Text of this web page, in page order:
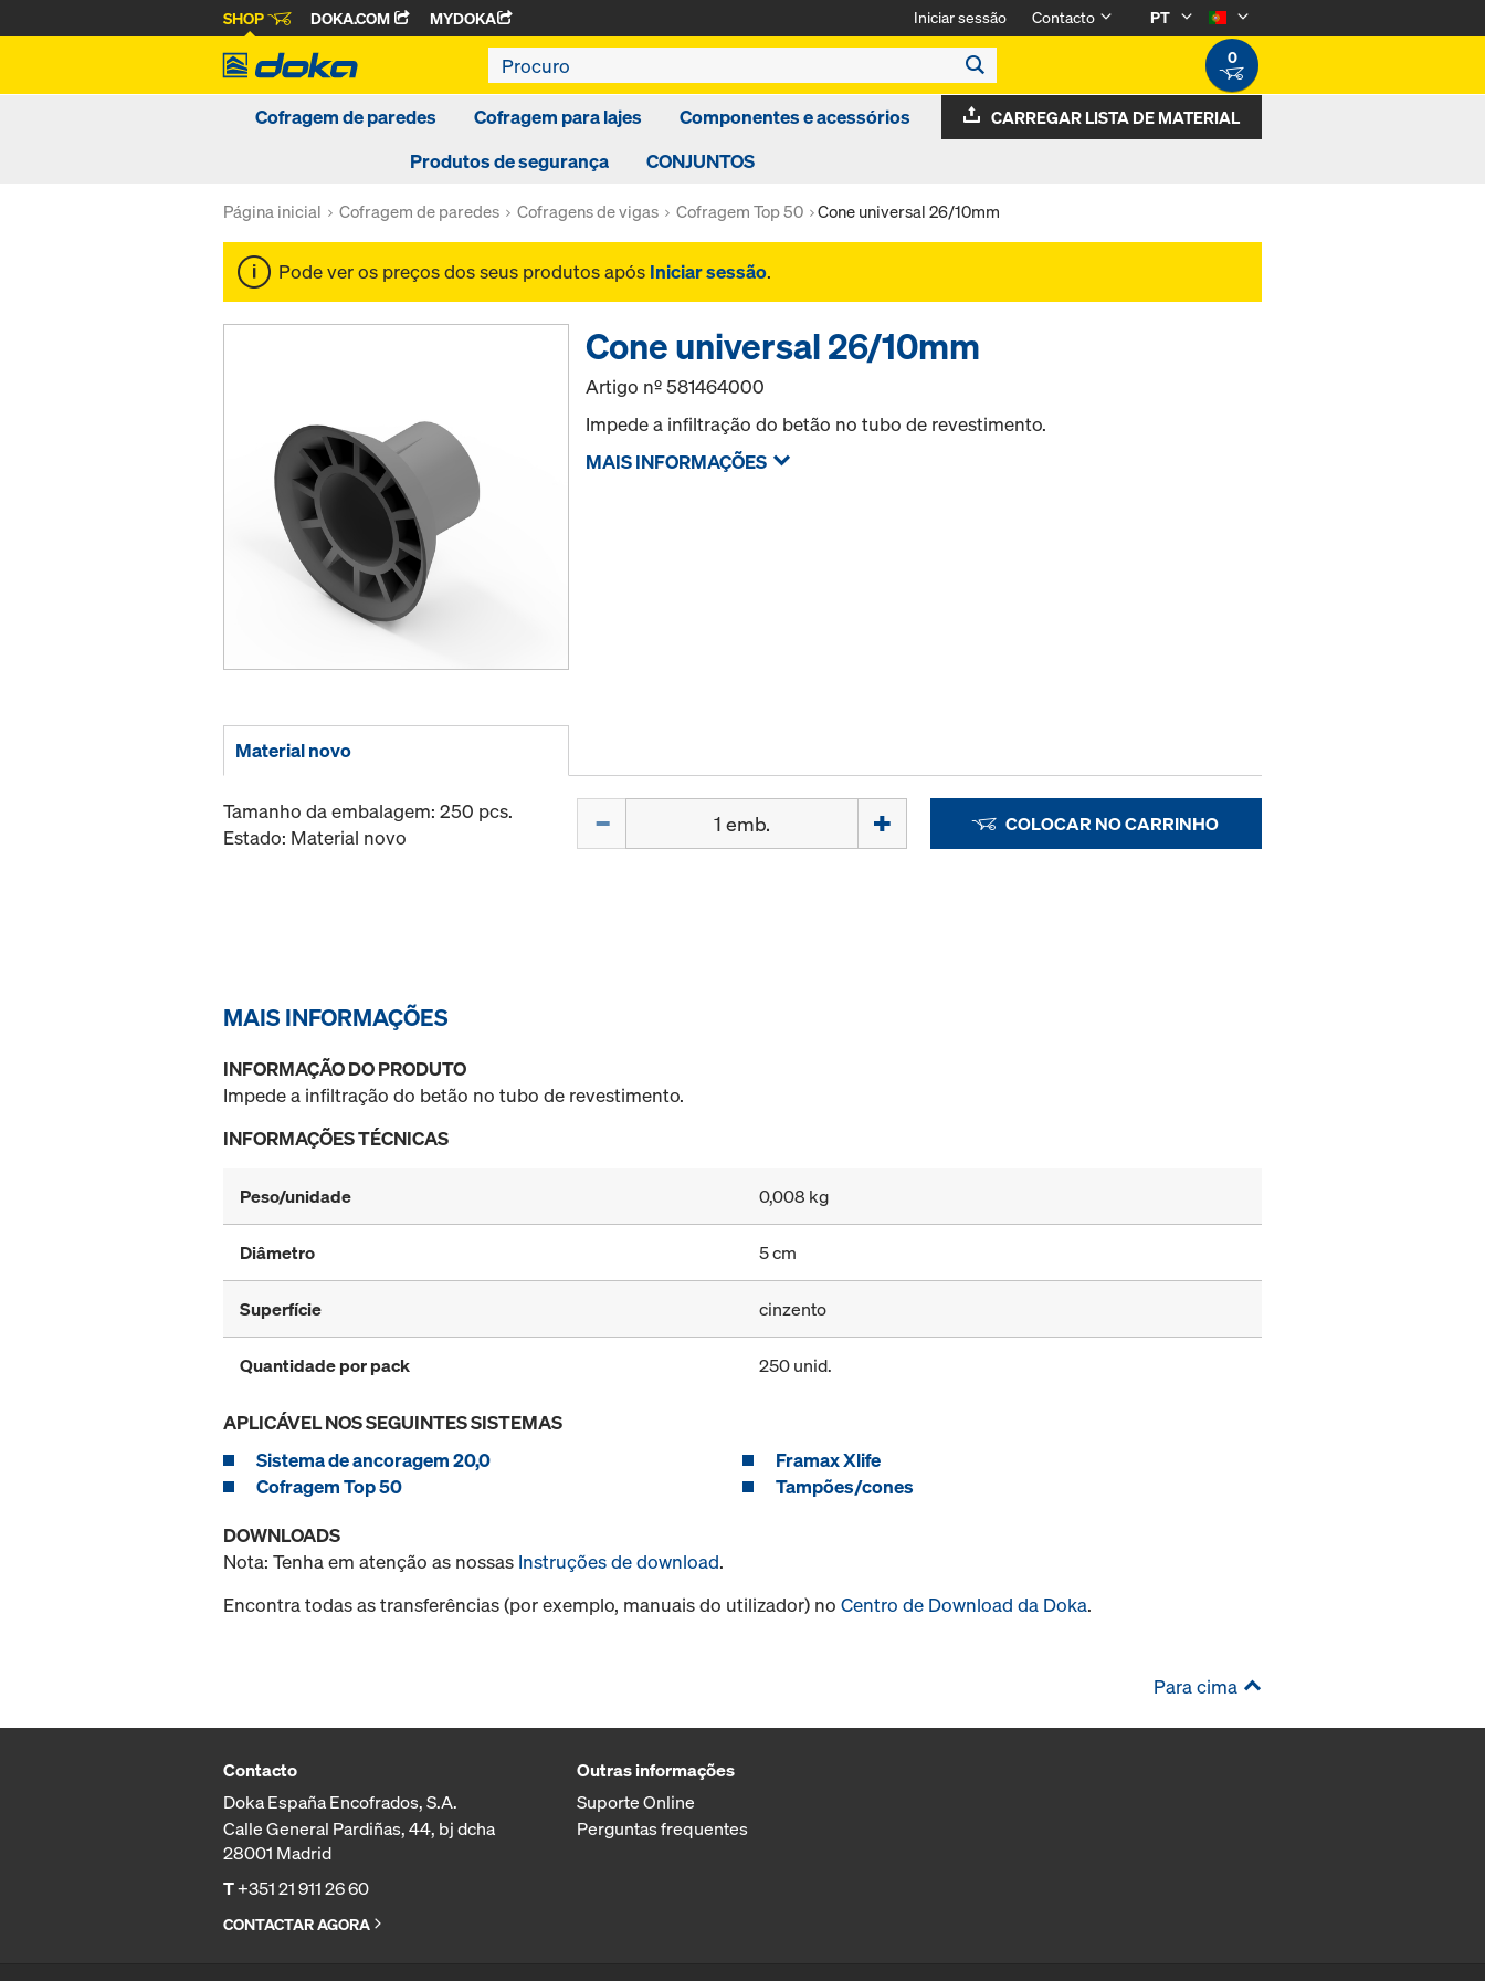
SHOP DOKA.COM MYDOKA Iniciar sessão Contacto
PT
0
Cofragem de paredes Cofragem para lajes
Componentes e acessórios
Produtos de segurança
CONJUNTOS
CARREGAR LISTA DE MATERIAL
Página inicial Cofragem de paredes Cofragens de vigas Cofragem Top 50 Cone universal 26/10mm
Pode ver os preços dos seus produtos após Iniciar sessão.
Cone universal 26/10mm
Artigo nº581464000
Impede a infiltração do betão no tubo de revestimento.
MAIS INFORMAÇÕES
Material novo
Tamanho da embalagem: 250 pcs.
Estado: Material novo
COLOCAR NO CARRINHO
MAIS INFORMAÇÕES
INFORMAÇÃO DO PRODUTO
Impede a infiltração do betão no tubo de revestimento.
INFORMAÇÕES TÉCNICAS
Peso/unidade 0,008 kg
Diâmetro 5 cm
Superfície cinzento
Quantidade por pack 250 unid.
APLICÁVEL NOS SEGUINTES SISTEMAS
Sistema de ancoragem 20,0
Framax Xlife
Cofragem Top 50
Tampões/cones
DOWNLOADS
Nota: Tenha em atenção as nossas Instruções de download.
Encontra todas as transferências (por exemplo, manuais do utilizador) no Centro de Download da Doka.
Para cima
Contacto
Doka España Encofrados, S.A.
Calle General Pardiñas, 44, bj dcha
28001 Madrid
T+351 21 911 26 60
CONTACTAR AGORA
Outras informações
Suporte Online
Perguntas frequentes